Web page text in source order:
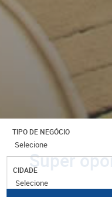
TIPO DE NEGÓCIO
CIDADE
Super oportunidades para